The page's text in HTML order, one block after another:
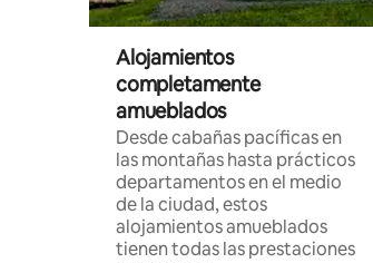
Alojamientos
completamente
amueblados
Desde cabañas pacíficas en
las montañas hasta prácticos
departamentos en el medio
de la ciudad, estos
alojamientos amueblados
tienen todas las prestaciones